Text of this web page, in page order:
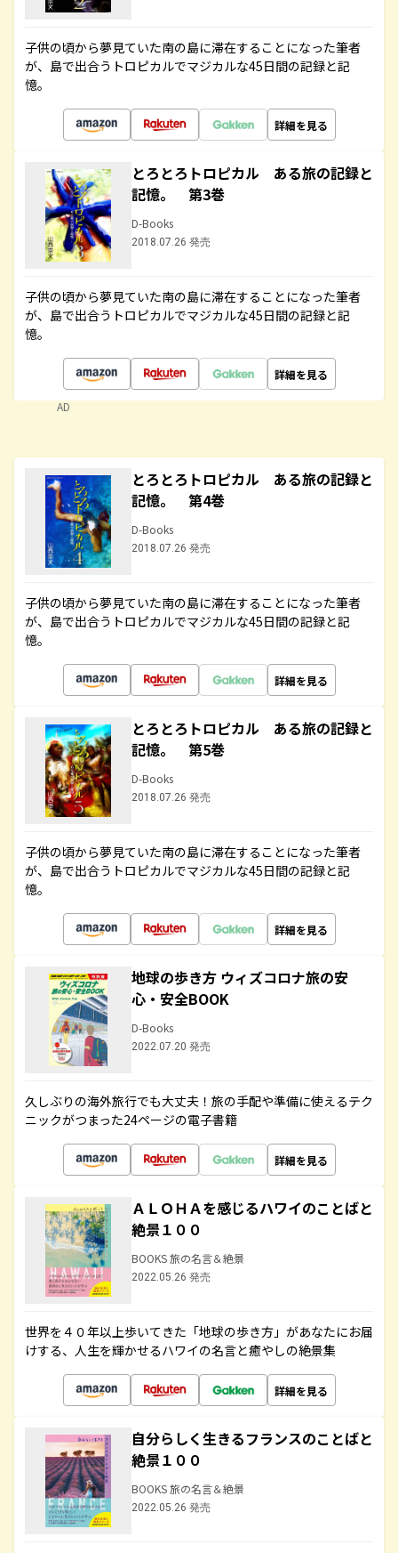
子供の頃から夢見ていた南の島に滞在することになった筆者
が、島で出合うトロピカルでマジカルな45日間の記録と記
憶。
詳細を見る
とろとろトロピカル ある旅の記録と
記憶。 第3巻
D-Books
2018.07.26 発売
子供の頃から夢見ていた南の島に滞在することになった筆者
が、島で出合うトロピカルでマジカルな45日間の記録と記
憶。
詳細を見る
AD
とろとろトロピカル ある旅の記録と
記憶。 第4巻
D-Books
2018.07.26 発売
子供の頃から夢見ていた南の島に滞在することになった筆者
が、島で出合うトロピカルでマジカルな45日間の記録と記
憶。
詳細を見る
とろとろトロピカル ある旅の記録と
記憶。 第5巻
D-Books
2018.07.26 発売
子供の頃から夢見ていた南の島に滞在することになった筆者
が、島で出合うトロピカルでマジカルな45日間の記録と記
憶。
詳細を見る
地球の歩き方 ウィズコロナ旅の安
心・安全BOOK
D-Books
2022.07.20 発売
久しぶりの海外旅行でも大丈夫！旅の手配や準備に使えるテク
ニックがつまった24ページの電子書籍
詳細を見る
ＡＬＯＨＡを感じるハワイのことばと
絶景１００
BOOKS 旅の名言＆絶景
2022.05.26 発売
世界を４０年以上歩いてきた「地球の歩き方」があなたにお届
けする、人生を輝かせるハワイの名言と癒やしの絶景集
詳細を見る
自分らしく生きるフランスのことばと
絶景１００
BOOKS 旅の名言＆絶景
2022.05.26 発売